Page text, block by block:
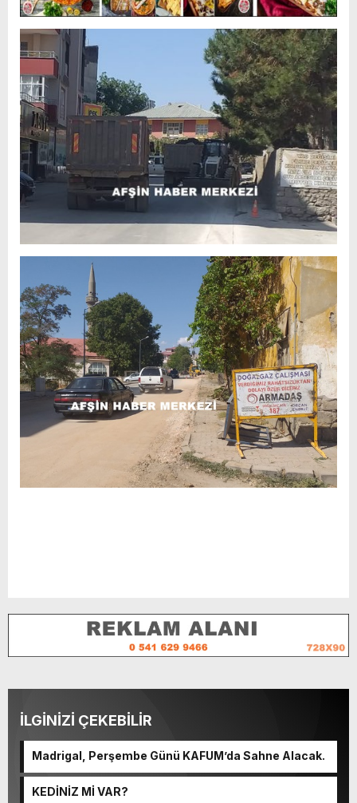
İLGİNİZİ ÇEKEBİLİR
Madrigal, Perşembe Günü KAFUM’da Sahne Alacak.
KEDİNİZ Mİ VAR?